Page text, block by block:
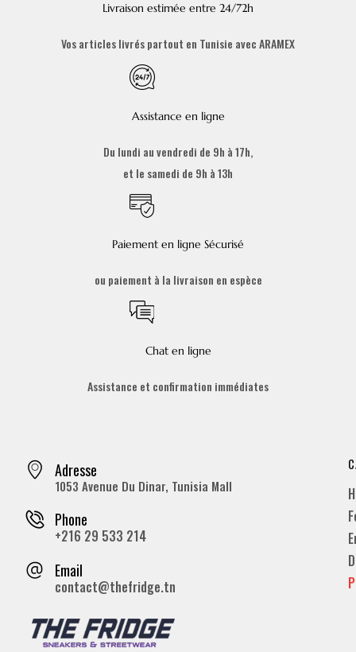
Livraison estimée entre 24/72h
Vos articles livrés partout en Tunisie avec ARAMEX
Assistance en ligne
Du lundi au vendredi de 9h à 17h,
et le samedi de 9h à 13h
Paiement en ligne Sécurisé
ou paiement à la livraison en espèce
Chat en ligne
Assistance et confirmation immédiates
Adresse
1053 Avenue Du Dinar, Tunisia Mall
Phone
+216 29 533 214
Email
contact@thefridge.tn